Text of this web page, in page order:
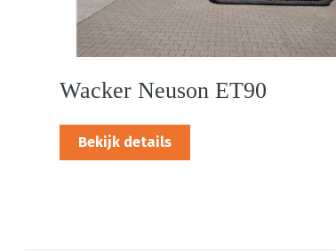
Wacker Neuson ET90
Bekijk details